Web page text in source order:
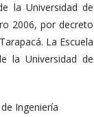
la Universidad de
2006, por decreto
La Escuela
la Universidad de
Ingeniería